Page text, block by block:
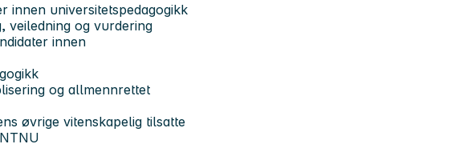
innen universitetspedagogikk
veiledning og vurdering
innen
og allmennrettet
øvrige vitenskapelig tilsatte